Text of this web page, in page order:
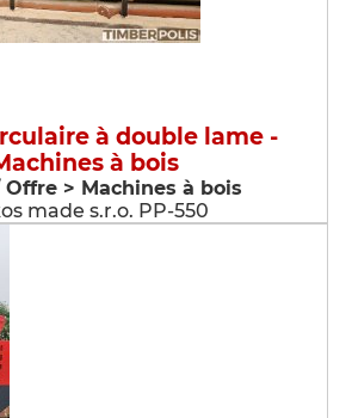
à double lame -
à bois
> Machines à bois
made s.r.o. PP-550